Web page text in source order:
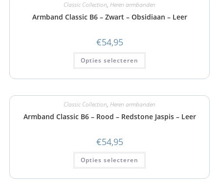
Classic Collection, Heren armbanden
Armband Classic B6 – Zwart – Obsidiaan – Leer
€54,95
Opties selecteren
Classic Collection, Heren armbanden
Armband Classic B6 – Rood – Redstone Jaspis – Leer
€54,95
Opties selecteren